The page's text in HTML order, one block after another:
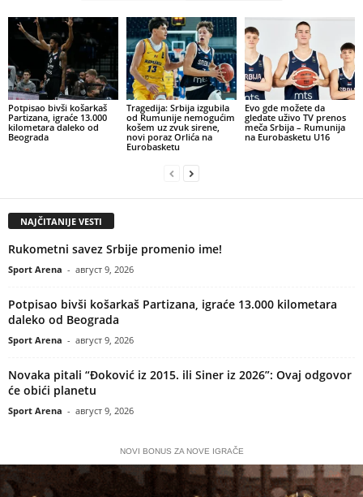
Potpisao bivši košarkaš
Partizana, igraće 13.000
kilometara daleko od
Beograda
Tragedija: Srbija izgubila
od Rumunije nemogućim
košem uz zvuk sirene,
novi poraz Orlića na
Eurobasketu
Evo gde možete da
gledate uživo TV prenos
meča Srbija – Rumunija
na Eurobasketu U16
NAJČITANIJE VESTI
Rukometni savez Srbije promenio ime!
Sport Arena - август 9, 2026
Potpisao bivši košarkaš Partizana, igraće 13.000 kilometara
daleko od Beograda
Sport Arena - август 9, 2026
Novaka pitali “Đoković iz 2015. ili Siner iz 2026”: Ovaj odgovor
će obići planetu
Sport Arena - август 9, 2026
NOVI BONUS ZA NOVE IGRAČE